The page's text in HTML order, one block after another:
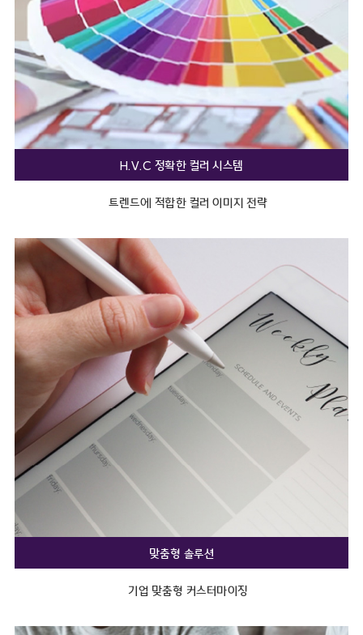
H.V.C 정확한 컬러 시스템
트렌드에 적합한 컬러 이미지 전략
맞춤형 솔루션
기업 맞춤형 커스터마이징